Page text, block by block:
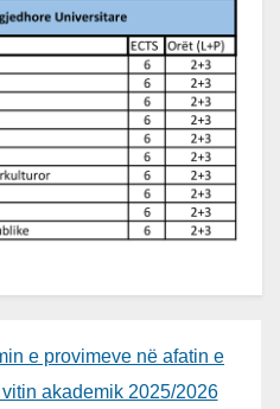
e provimeve në afatin e
akademik 2025/2026